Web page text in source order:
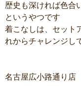
歴史も深ければ色合
というやつです
着こなしは、セット
れからチャレンジし
名古屋広小路通り